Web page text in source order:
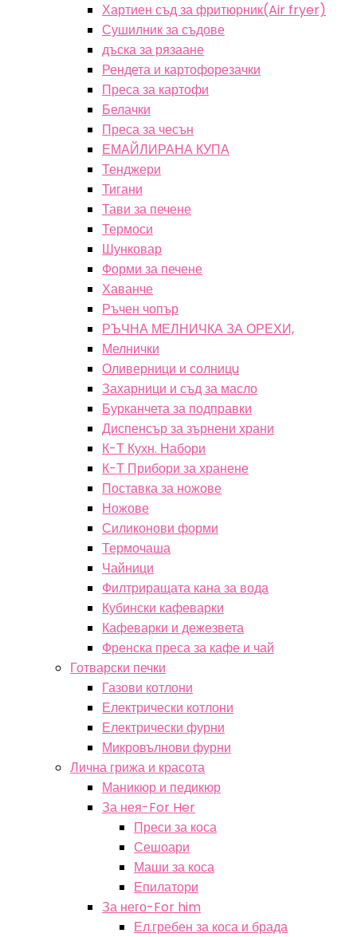
Хартиен съд за фритюрник(Air fryer)
Сушилник за съдове
дъска за рязаане
Рендета и картофорезачки
Преса за картофи
Белачки
Преса за чесън
ЕМАЙЛИРАНА КУПА
Тенджери
Тигани
Тави за печене
Термоси
Шунковар
Форми за печене
Хаванче
Ръчен чопър
РЪЧНА МЕЛНИЧКА ЗА ОРЕХИ,
Мелнички
Оливерници и солницu
Захарници и съд за масло
Бурканчета за подправки
Диспенсър за зърнени храни
К-Т Кухн. Набори
К-Т Прибори за хранене
Поставка за ножове
Ножове
Силиконови форми
Термочаша
Чайници
Филтриращата кана за вода
Кубински кафеварки
Кафеварки и дежезвета
Френска преса за кафе и чай
Готварски печки
Газови котлони
Електрически котлони
Електрически фурни
Микровълнови фурни
Лична грижа и красота
Маникюр и педикюр
За нея-For Her
Преси за коса
Сешоари
Маши за коса
Епилатори
За него-For him
Ел.гребен за коса и брада